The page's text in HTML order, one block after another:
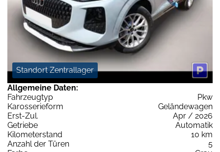
Standort Zentrallager
Allgemeine Daten:
Fahrzeugtyp
Pkw
Karosserieform
Geländewagen
Erst-Zul.
Apr / 2026
Getriebe
Automatik
Kilometerstand
10 km
Anzahl der Türen
5